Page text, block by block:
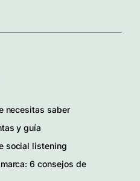
necesitas saber
y guía
social listening
6 consejos de